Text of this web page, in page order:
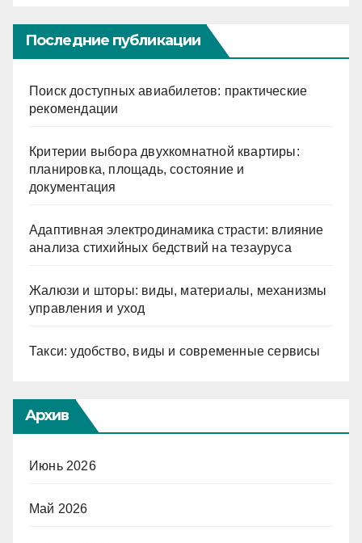
Последние публикации
Поиск доступных авиабилетов: практические
рекомендации
Критерии выбора двухкомнатной квартиры:
планировка, площадь, состояние и
документация
Адаптивная электродинамика страсти: влияние
анализа стихийных бедствий на тезауруса
Жалюзи и шторы: виды, материалы, механизмы
управления и уход
Такси: удобство, виды и современные сервисы
Архив
Июнь 2026
Май 2026